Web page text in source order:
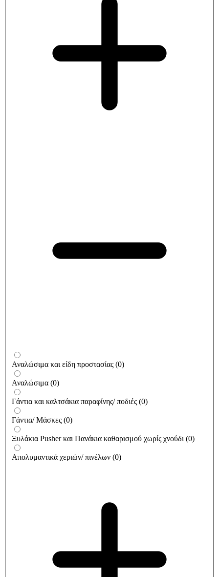
Αναλώσιμα και είδη προστασίας (0)
Αναλώσιμα (0)
Γάντια και καλτσάκια παραφίνης/ ποδιές (0)
Γάντια/ Μάσκες (0)
Ξυλάκια Pusher και Πανάκια καθαρισμού χωρίς χνούδι (0)
Απολυμαντικά χεριών/ πινέλων (0)